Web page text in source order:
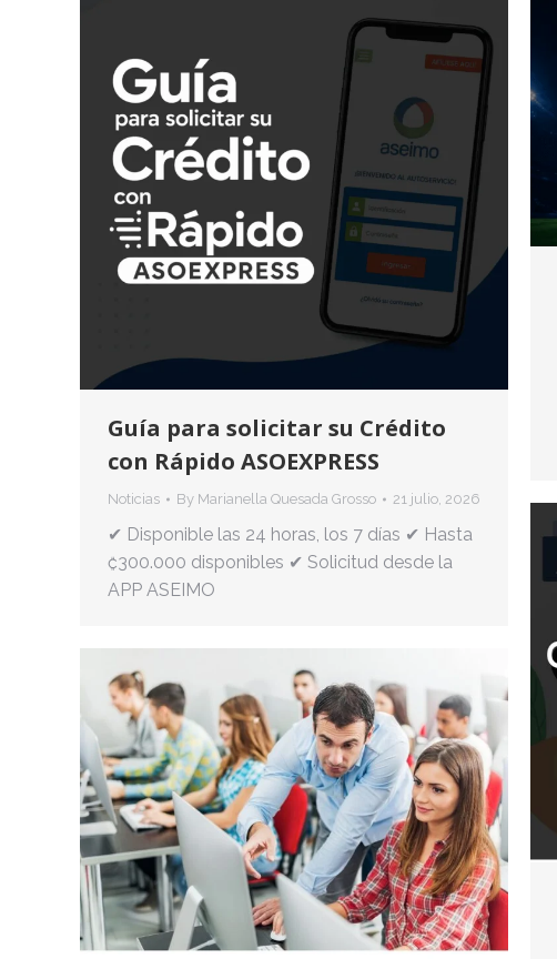
Guía para solicitar su Crédito
con Rápido ASOEXPRESS
Noticias By Marianella Quesada Grosso 21 julio, 2026
✔ Disponible las 24 horas, los 7 días ✔ Hasta
₡300.000 disponibles ✔ Solicitud desde la
APP ASEIMO